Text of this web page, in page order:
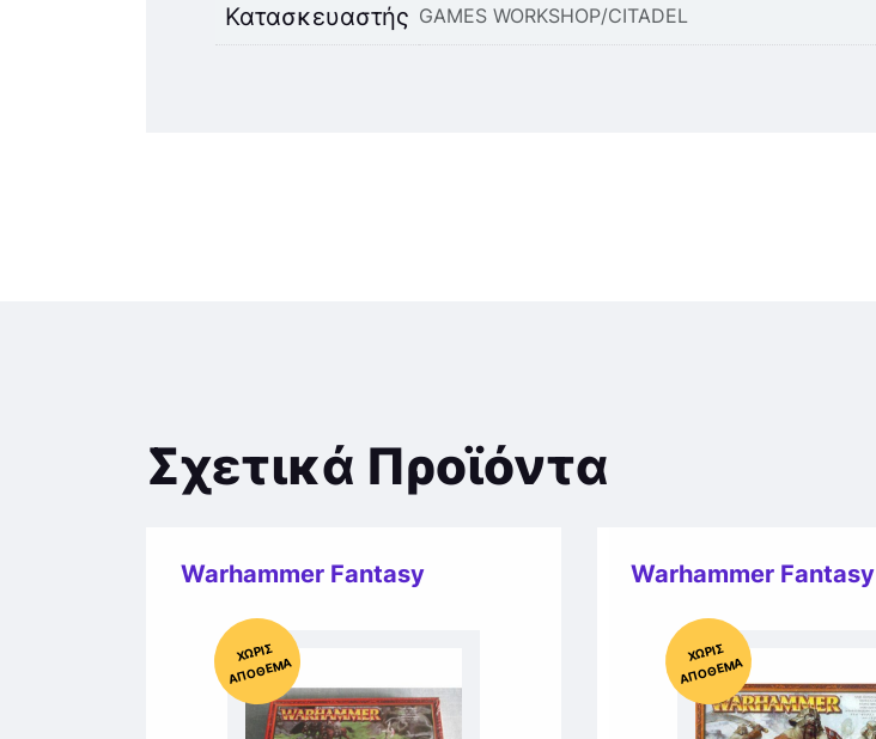
Κατασκευαστής GAMES WORKSHOP/CITADEL
Σχετικά Προϊόντα
Warhammer Fantasy
Χ
ΩΡΊΣ
Α
Π
Ό
ΘΕ
ΜΑ
Warhammer Fantasy
Χ
ΩΡΊΣ
Α
Π
Ό
ΘΕ
ΜΑ